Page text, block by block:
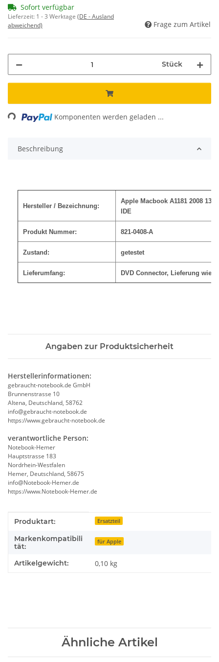
Sofort verfügbar
Lieferzeit: 1 - 3 Werktage (DE - Ausland
abweichend)
Frage zum Artikel
Stück
Komponenten werden geladen ...
Beschreibung
Hersteller / Bezeichnung:
Apple Macbook A1181 2008
IDE
Produkt Nummer: 821-0408-A
Zustand: getestet
Lieferumfang: DVD Connector, Lieferung wie
Angaben zur Produktsicherheit
Herstellerinformationen:
gebraucht-notebook.de GmbH
Brunnenstrasse 10
Altena, Deutschland, 58762
info@gebraucht-notebook.de
https://www.gebraucht-notebook.de
verantwortliche Person:
Notebook-Hemer
Hauptstrasse 183
Nordrhein-Westfalen
Hemer, Deutschland, 58675
info@Notebook-Hemer.de
https://www.Notebook-Hemer.de
Produkteigenschaft
Wert
Produktart: Ersatzteil
Markenkompatibili
tät:
für Apple
Artikelgewicht: 0,10 kg
Ähnliche Artikel